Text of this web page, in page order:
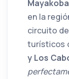
Mayakoba
en la
circuito
turísticos
y Los